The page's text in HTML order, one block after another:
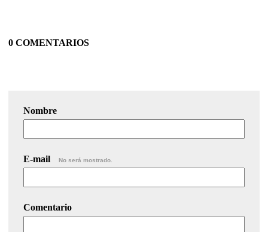
0 COMENTARIOS
Nombre
E-mail No será mostrado.
Comentario